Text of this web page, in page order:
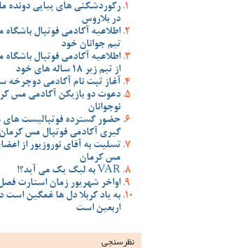
رکوردشکنی های پیاپی
در بلاروس
اطلاعیه آکادمی فوتبال
تیم جوانان خود
اطلاعیه آکادمی فوتبال
از تیم زیر 18 ساله های خود
آغاز ثبت نام آکادمی دوچرخه
دعوت دو بازیکن آکادمی مس
نوجوانان
حضور گسترده فوتبالیست های
گیری آکادمی فوتبال مس کرمان
تسلیت به آقای نوروزپور از
مس کرمان
VAR به لیگ یک می آید؟!
اواخر شهریور زمان استارت
به یاد کربلا دل ها غمگین
اربعین است
نظرسنجی